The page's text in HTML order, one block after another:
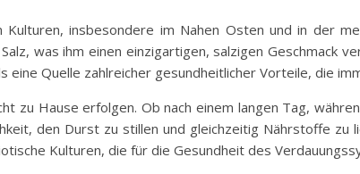
insbesondere im Nahen Osten und in der
was ihm einen einzigartigen, salzigen Geschmack
Quelle zahlreicher gesundheitlicher Vorteile, die
zu Hause erfolgen. Ob nach einem langen Tag,
den Durst zu stillen und gleichzeitig Nährstoffe zu
Kulturen, die für die Gesundheit des